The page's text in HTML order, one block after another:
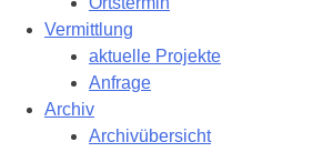
Vermittlung
aktuelle Projekte
Anfrage
Archiv
Archivübersicht